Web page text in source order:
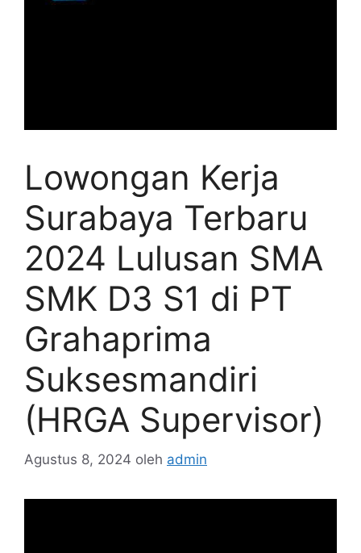
Lowongan Kerja
Surabaya Terbaru
2024 Lulusan SMA
SMK D3 S1 di PT
Grahaprima
Suksesmandiri
(HRGA Supervisor)
Agustus 8, 2024 oleh admin